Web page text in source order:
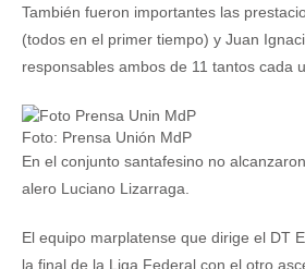
También fueron importantes las
(todos en el primer tiempo) y Juan
responsables ambos de 11 tantos cada
Foto: Prensa Unión MdP
En el conjunto santafesino no
alero Luciano Lizarraga.
El equipo marplatense que dirige el DT
la final de la Liga Federal con el otro